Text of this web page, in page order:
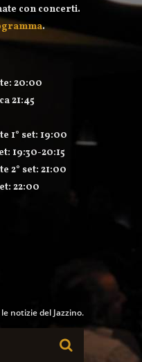
con concerti.
.
20:00
21:45
1° set: 19:00
19:30-20:15
2° set: 21:00
22:00
notizie del Jazzino.